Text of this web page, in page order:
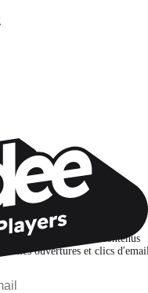
!
nouveautés et des contenus
mes ouvertures et clics